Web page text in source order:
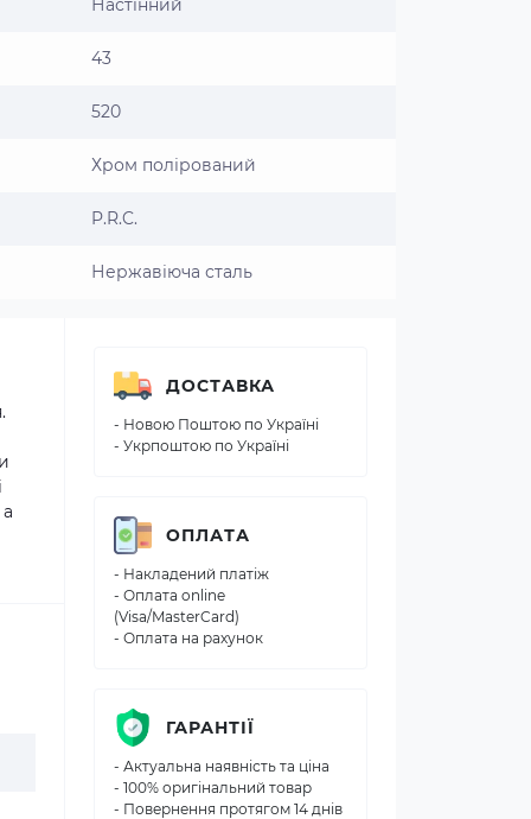
Настінний
43
520
Хром полірований
P.R.C.
Нержавіюча сталь
ДОСТАВКА
- Новою Поштою по Україні
- Укрпоштою по Україні
ОПЛАТА
- Накладений платіж
- Оплата online
(Visa/MasterCard)
- Оплата на рахунок
ГАРАНТІЇ
- Актуальна наявність та ціна
- 100% оригінальний товар
- Повернення протягом 14 днів